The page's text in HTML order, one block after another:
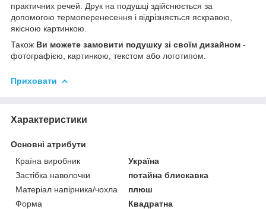
практичних речей. Друк на подушці здійснюється за
допомогою термоперенесення і відрізняється яскравою,
якісною картинкою.
Також Ви можете замовити подушку зі своїм дизайном -
фотографією, картинкою, текстом або логотипом.
Приховати
Характеристики
Основні атрибути
Країна виробник
Україна
Застібка наволочки
потайна блискавка
Матеріал напірника/чохла
плюш
Форма
Квадратна